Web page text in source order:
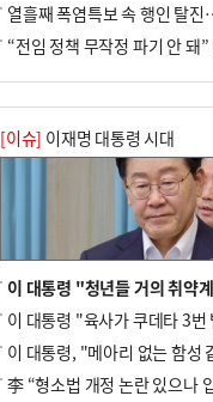
[이슈] 이재명 대통령 시대